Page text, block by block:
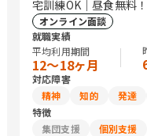
宅訓練OK｜昼食無料！
オンライン面談
就職実績
平均利用期間
12〜18ヶ月
対応障害
精神
知的 発達
特徴
集団支援
個別支援